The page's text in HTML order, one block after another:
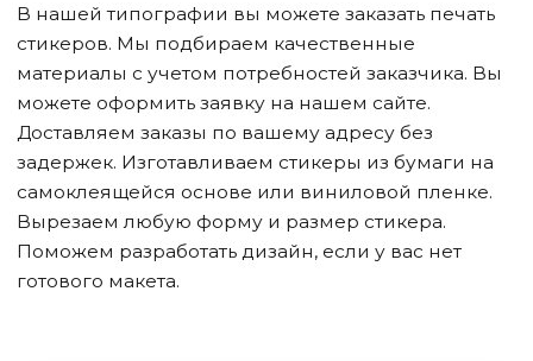
В нашей типографии вы можете заказать печать
стикеров. Мы подбираем качественные
материалы с учетом потребностей заказчика. Вы
можете оформить заявку на нашем сайте.
Доставляем заказы по вашему адресу без
задержек. Изготавливаем стикеры из бумаги на
самоклеящейся основе или виниловой пленке.
Вырезаем любую форму и размер стикера.
Поможем разработать дизайн, если у вас нет
готового макета.